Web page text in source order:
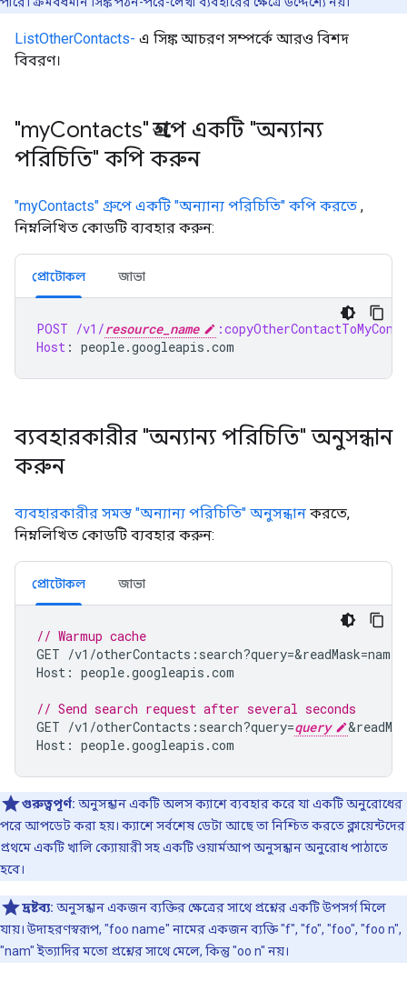
ListOtherContacts- এ সিঙ্ক আচরণ সম্পর্কে আরও বিশদ
বিবরণ।
"myContacts" গ্রুপে একটি "অন্যান্য
পরিচিতি" কপি করুন
"myContacts" গ্রুপে একটি "অন্যান্য পরিচিতি" কপি করতে ,
নিম্নলিখিত কোডটি ব্যবহার করুন:
প্রোটোকল জাভা
POST /v1/resource_name
Host : people.googleapis.com
ব্যবহারকারীর "অন্যান্য পরিচিতি" অনুসন্ধান
করুন
ব্যবহারকারীর সমস্ত "অন্যান্য পরিচিতি" অনুসন্ধান করতে,
নিম্নলিখিত কোডটি ব্যবহার করুন:
প্রোটোকল জাভা
// Warmup cache
GET /v1 /otherContacts : search?query=&readMask=names
Host : people.googleapis .com
// Send search request after several seconds
GET /v1 /otherContacts : search?query=query
Host : people.googleapis .com
গুরুত্বপূর্ণ: অনুসন্ধান একটি অলস ক্যাশে ব্যবহার করে যা একটি অনুরোধের
পরে আপডেট করা হয়। ক্যাশে সর্বশেষ ডেটা আছে তা নিশ্চিত করতে ক্লায়েন্টদের
প্রথমে একটি খালি ক্যোয়ারী সহ একটি ওয়ার্মআপ অনুসন্ধান অনুরোধ পাঠাতে
হবে।
দ্রষ্টব্য: অনুসন্ধান একজন ব্যক্তির ক্ষেত্রের সাথে প্রশ্নের একটি উপসর্গ মিলে
যায়। উদাহরণস্বরূপ, "foo name" নামের একজন ব্যক্তি "f", "fo", "foo", "foo n",
"nam" ইত্যাদির মতো প্রশ্নের সাথে মেলে, কিন্তু "oo n" নয়।